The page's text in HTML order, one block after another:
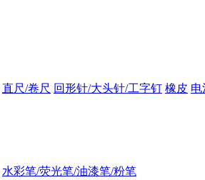
直尺/卷尺 回形针/大头针/工字钉 橡皮 电
水彩笔/荧光笔/油漆笔/粉笔